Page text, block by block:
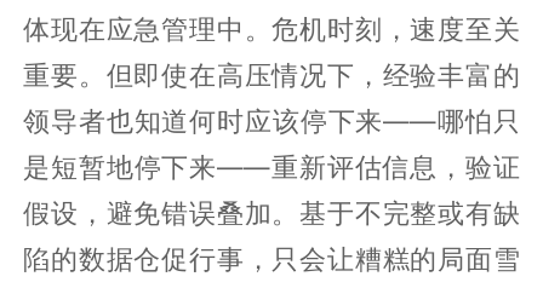
体现在应急管理中。危机时刻，速度至关
重要。但即使在高压情况下，经验丰富的
领导者也知道何时应该停下来——哪怕只
是短暂地停下来——重新评估信息，验证
假设，避免错误叠加。基于不完整或有缺
陷的数据仓促行事，只会让糟糕的局面雪